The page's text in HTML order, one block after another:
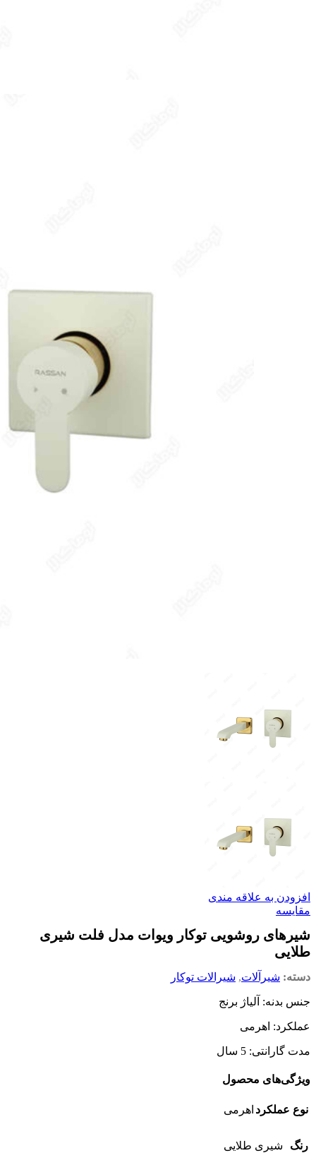
افزودن به علاقه مندی
مقایسه
شیرهای روشویی توکار ویوات مدل فلت شیری
طلایی
دسته: شیرآلات, شیرالات توکار
جنس بدنه: آلیاژ برنج
عملکرد: اهرمی
مدت گارانتی: 5 سال
ویژگی‌های محصول
نوع عملکرد اهرمی
رنگ شیری طلایی